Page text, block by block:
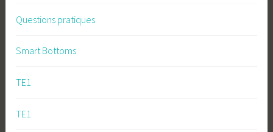
Questions pratiques
Smart Bottoms
TE1
TE1